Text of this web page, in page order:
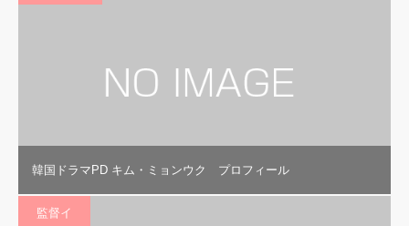
韓国ドラマPD キム・ミョンウク プロフィール
監督イ